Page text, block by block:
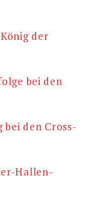
der
bei den
den Cross-
Hallen-